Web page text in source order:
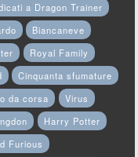
a Dragon Trainer
Biancaneve
Royal Family
Cinquanta sfumature
da corsa
Virus
Harry Potter
Furious